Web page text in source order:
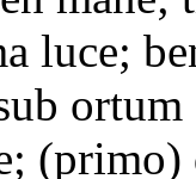
luce;